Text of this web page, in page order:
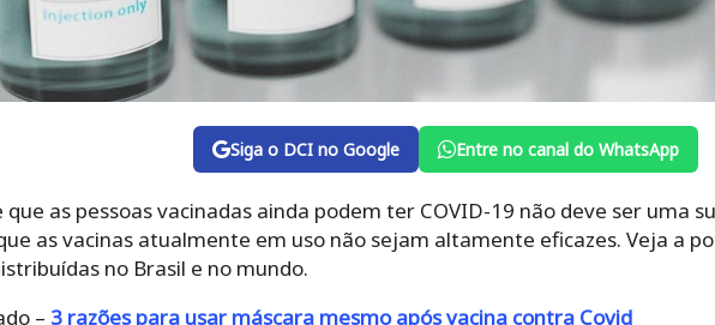
Siga o DCI no Google Entre no canal do WhatsApp
que as pessoas vacinadas ainda podem ter COVID-19 não deve ser uma
as vacinas atualmente em uso não sejam altamente eficazes. Veja a
no Brasil e no mundo.
– 3 razões para usar máscara mesmo após vacina contra Covid